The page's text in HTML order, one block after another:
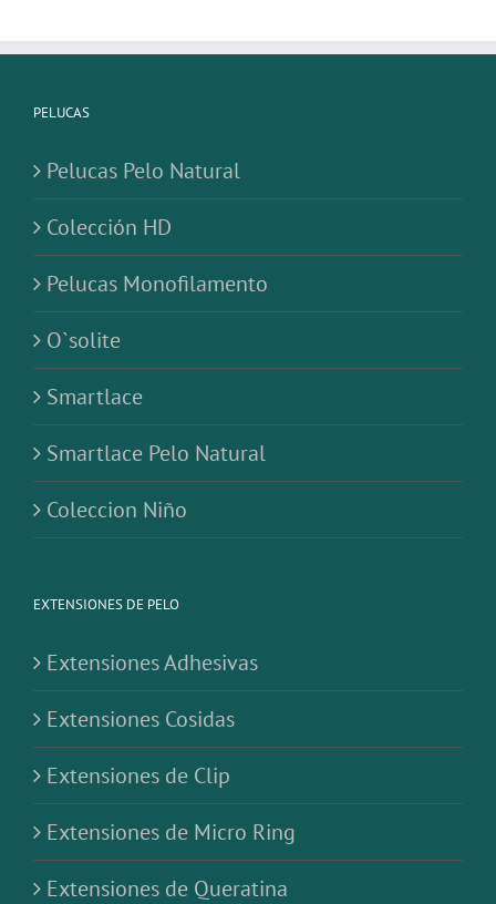
PELUCAS
Pelucas Pelo Natural
Colección HD
Pelucas Monofilamento
O`solite
Smartlace
Smartlace Pelo Natural
Coleccion Niño
EXTENSIONES DE PELO
Extensiones Adhesivas
Extensiones Cosidas
Extensiones de Clip
Extensiones de Micro Ring
Extensiones de Queratina